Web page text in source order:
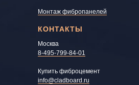
Монтаж фибропанелей
КОНТАКТЫ
Москва
8-495-799-84-01
Купить фиброцемент
info@cladboard.ru